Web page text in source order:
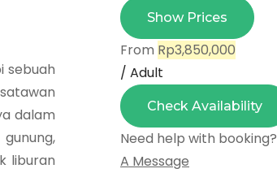
sebuah
dalam
liburan
Show Prices
From Rp3,850,000
/ Adult
Check Availability
Need help with booking?
A Message